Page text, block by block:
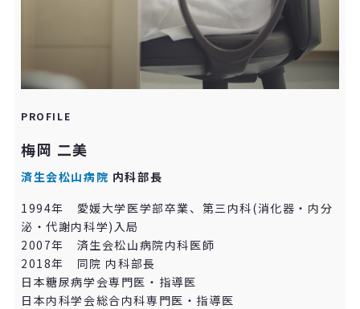
PROFILE
梅岡 二美
済生会松山病院 内科部長
1994年 愛媛大学医学部卒業、第三内科(消化器・内分
泌・代謝内科学)入局
2007年 済生会松山病院内科医師
2018年 同院 内科部長
日本糖尿病学会専門医・指導医
日本内科学会総合内科専門医・指導医